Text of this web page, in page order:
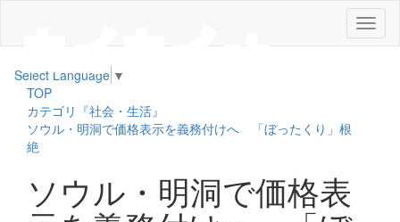
メ
ニ
Select Language ▼
TOP
カテゴリ『社会・生活』
ソウル・明洞で価格表示を義務付けへ 「ぼったくり」根
絶
ソウル・明洞で価格表